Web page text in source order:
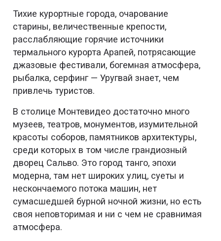
Тихие курортные города, очарование
старины, величественные крепости,
расслабляющие горячие источники
термального курорта Арапей, потрясающие
джазовые фестивали, богемная атмосфера,
рыбалка, серфинг — Уругвай знает, чем
привлечь туристов.
В столице Монтевидео достаточно много
музеев, театров, монументов, изумительной
красоты соборов, памятников архитектуры,
среди которых в том числе грандиозный
дворец Сальво. Это город танго, эпохи
модерна, там нет широких улиц, суеты и
нескончаемого потока машин, нет
сумасшедшей бурной ночной жизни, но есть
своя неповторимая и ни с чем не сравнимая
атмосфера.